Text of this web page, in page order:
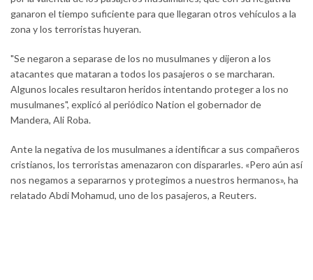
ganaron el tiempo suficiente para que llegaran otros vehículos a la
zona y los terroristas huyeran.
"Se negaron a separase de los no musulmanes y dijeron a los
atacantes que mataran a todos los pasajeros o se marcharan.
Algunos locales resultaron heridos intentando proteger a los no
musulmanes", explicó al periódico Nation el gobernador de
Mandera, Ali Roba.
Ante la negativa de los musulmanes a identificar a sus compañeros
cristianos, los terroristas amenazaron con dispararles. «Pero aún así
nos negamos a separarnos y protegimos a nuestros hermanos», ha
relatado Abdi Mohamud, uno de los pasajeros, a Reuters.